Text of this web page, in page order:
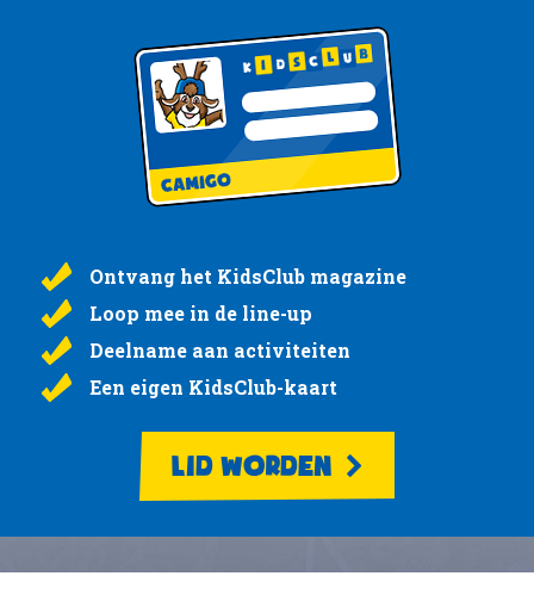
Ontvang het KidsClub magazine
Loop mee in de line-up
Deelname aan activiteiten
Een eigen KidsClub-kaart
LID WORDEN